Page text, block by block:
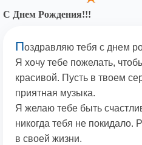
С Днем Рождения!!!
Поздравляю тебя с днем
Я хочу тебе пожелать,
красивой. Пусть в твоем
приятная музыка.
Я желаю тебе быть
никогда тебя не покидало.
в своей жизни.